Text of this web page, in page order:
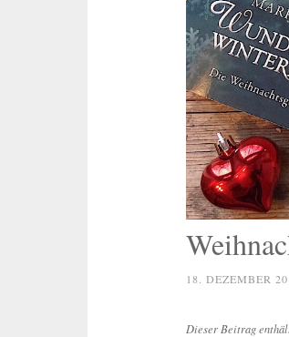
18. DEZEMBER
Dieser Beitrag